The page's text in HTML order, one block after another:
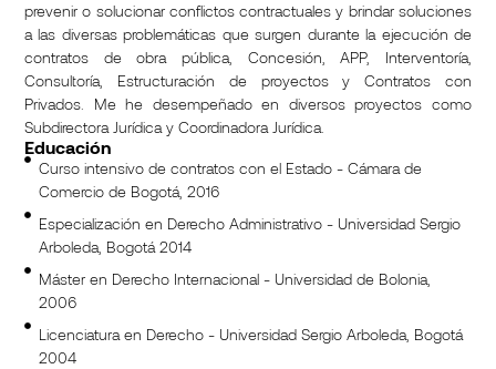
prevenir o solucionar conflictos contractuales y brindar soluciones
a las diversas problemáticas que surgen durante la ejecución de
contratos de obra pública, Concesión, APP, Interventoría,
Consultoría, Estructuración de proyectos y Contratos con
Privados. Me he desempeñado en diversos proyectos como
Subdirectora Jurídica y Coordinadora Jurídica.
Educación
Curso intensivo de contratos con el Estado - Cámara de
Comercio de Bogotá, 2016
Especialización en Derecho Administrativo - Universidad Sergio
Arboleda, Bogotá 2014
Máster en Derecho Internacional - Universidad de Bolonia,
2006
Licenciatura en Derecho - Universidad Sergio Arboleda, Bogotá
2004